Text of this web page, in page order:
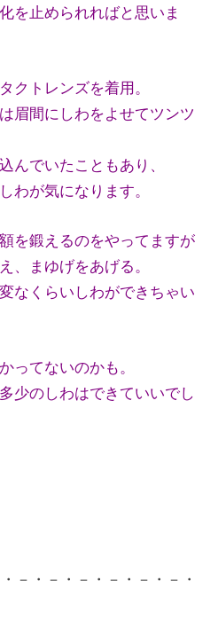
を止められればと思いま
クトレンズを着用。
眉間にしわをよせてツンツ
んでいたこともあり、
わが気になります。
を鍛えるのをやってますが
、まゆげをあげる。
なくらいしわができちゃい
ってないのかも。
少のしわはできていいでし
－・－・－・－・－・－・